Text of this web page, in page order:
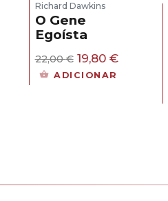
Richard Dawkins
O Gene
Egoísta
22,00€ O
preço
19,80 €O
ADICIONAR